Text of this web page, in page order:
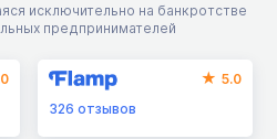
исключительно на банкротстве
предпринимателей
5.0
326отзывов